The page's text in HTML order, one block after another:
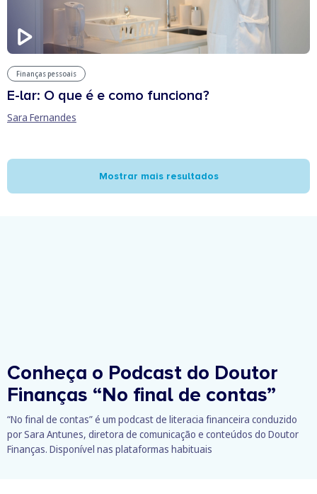
Finanças pessoais
E-lar: O que é e como funciona?
Sara Fernandes
Mostrar mais resultados
Conheça o Podcast do Doutor
Finanças “No final de contas”
“No final de contas” é um podcast de literacia financeira conduzido
por Sara Antunes, diretora de comunicação e conteúdos do Doutor
Finanças. Disponível nas plataformas habituais